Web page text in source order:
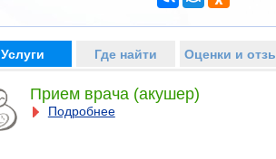
Услуги Где найти Оценки и
Прием врача (акушер)
Подробнее